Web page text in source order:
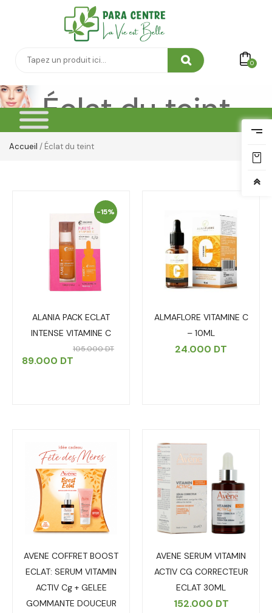
0
Éclat du teint
Accueil / Éclat du teint
-15%
ALANIA PACK ECLAT
INTENSE VITAMINE C
105.000DT
89.000 DT
ALMAFLORE VITAMINE C
– 10ML
24.000 DT
AVENE COFFRET BOOST
ECLAT: SERUM VITAMIN
ACTIV Cg + GELEE
GOMMANTE DOUCEUR
AVENE SERUM VITAMIN
ACTIV CG CORRECTEUR
ECLAT 30ML
152.000 DT